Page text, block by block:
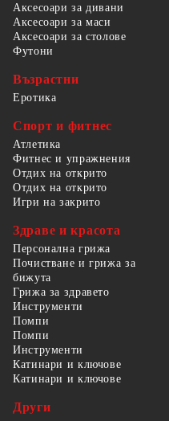
Аксесоари за дивани
Аксесоари за маси
Аксесоари за столове
Футони
Възрастни
Еротика
Спорт и фитнес
Атлетика
Фитнес и упражнения
Отдих на открито
Отдих на открито
Игри на закрито
Здраве и красота
Персонална грижа
Почистване и грижа за
бижута
Грижа за здравето
Инструменти
Помпи
Помпи
Инструменти
Катинари и ключове
Катинари и ключове
Други